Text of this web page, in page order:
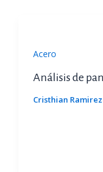
Acero
Análisis de
Cristhian Ramirez